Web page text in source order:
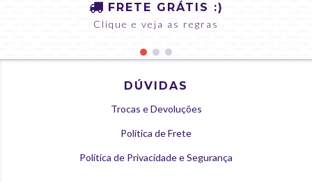
FRETE GRÁTIS :)
Clique e veja as regras
DÚVIDAS
Trocas e Devoluções
Política de Frete
Política de Privacidade e Segurança